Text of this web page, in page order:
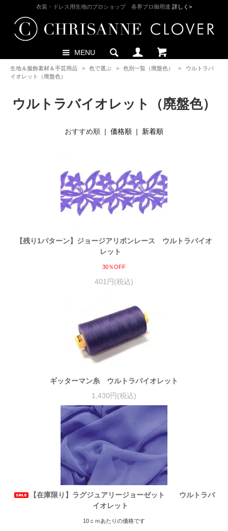
衣装・ドレス用生地のプロショップ 各界プロ御用達 詳しく>
MENU
生地＆服飾素材＆手芸用品 > 色で選ぶ > 色別一覧（廃盤色） >
ウルトラバ
イオレット（廃盤色）
ウルトラバイオレット（廃盤色）
おすすめ順 | 価格順 | 新着順
【残り1パターン】ジョージアリボンレース ウルトラバイオ
レット
30％OFF
401円(税込)
ギッターマン糸 ウルトラバイオレット
1,430円(税込)
【在庫限り】ラグジュアリージョーゼット ウルトラバ
イオレット
10ｃｍあたりの価格です